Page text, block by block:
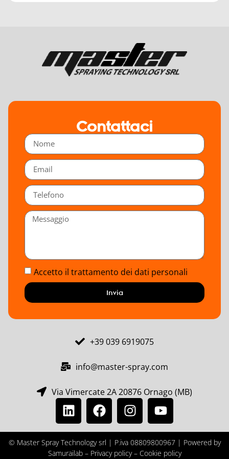
Contattaci
Accetto il trattamento dei dati personali
Invia
+39 039 6919075
info@master-spray.com
Via Vimercate 2A 20876 Ornago (MB)
© Master Spray Technology srl | P.iva 08809800967 | Powered by
Samurailab – Privacy policy – Cookie policy